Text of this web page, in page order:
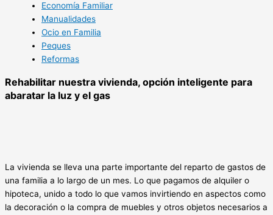
Economía Familiar
Manualidades
Ocio en Familia
Peques
Reformas
Rehabilitar nuestra vivienda, opción inteligente para
abaratar la luz y el gas
La vivienda se lleva una parte importante del reparto de gastos de
una familia a lo largo de un mes. Lo que pagamos de alquiler o
hipoteca, unido a todo lo que vamos invirtiendo en aspectos como
la decoración o la compra de muebles y otros objetos necesarios a